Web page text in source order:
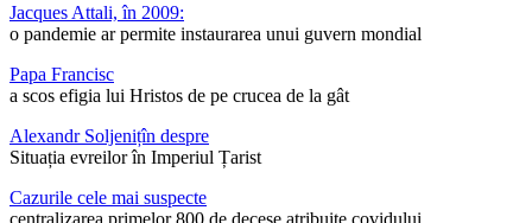
Jacques Attali, în 2009:
o pandemie ar permite instaurarea unui guvern mondial
Papa Francisc
a scos efigia lui Hristos de pe crucea de la gât
Alexandr Soljenițîn despre
Situația evreilor în Imperiul Țarist
Cazurile cele mai suspecte
centralizarea primelor 800 de decese atribuite covidului